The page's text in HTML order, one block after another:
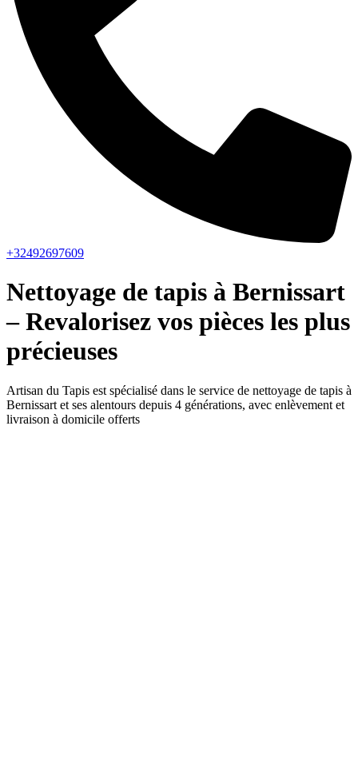
+32492697609
Nettoyage de tapis à Bernissart
– Revalorisez vos pièces les plus
précieuses
Artisan du Tapis est spécialisé dans le service de nettoyage de tapis à
Bernissart et ses alentours depuis 4 générations, avec enlèvement et
livraison à domicile offerts